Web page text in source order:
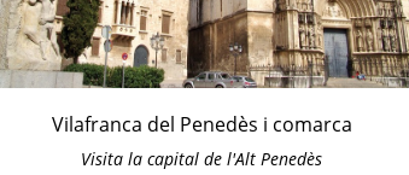
Vilafranca del Penedès i comarca
Visita la capital de l'Alt Penedès